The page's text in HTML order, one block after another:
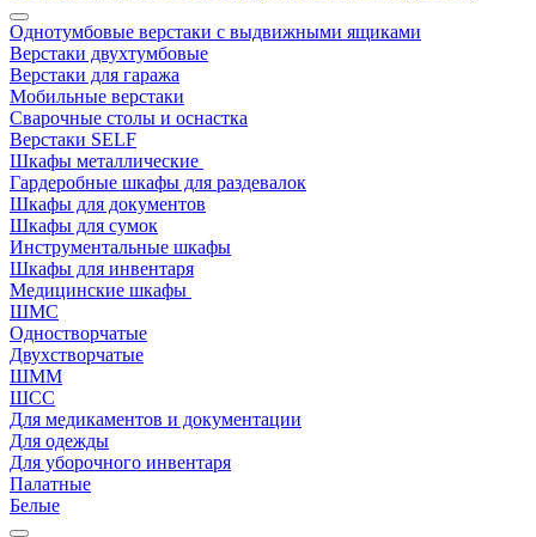
Однотумбовые верстаки с выдвижными ящиками
Верстаки двухтумбовые
Верстаки для гаража
Мобильные верстаки
Сварочные столы и оснастка
Верстаки SELF
Шкафы металлические
Гардеробные шкафы для раздевалок
Шкафы для документов
Шкафы для сумок
Инструментальные шкафы
Шкафы для инвентаря
Медицинские шкафы
ШМС
Одностворчатые
Двухстворчатые
ШММ
ШСС
Для медикаментов и документации
Для одежды
Для уборочного инвентаря
Палатные
Белые